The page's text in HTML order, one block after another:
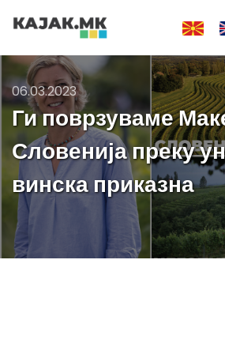
06.03.2023
Ги поврзуваме
Словенија преку
винска приказна